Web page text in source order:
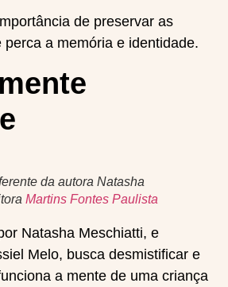
de preservar as
perca a memória e identidade.
da autora Natasha
Martins Fontes Paulista
Natasha Meschiatti, e
Melo, busca desmistificar e
a mente de uma criança